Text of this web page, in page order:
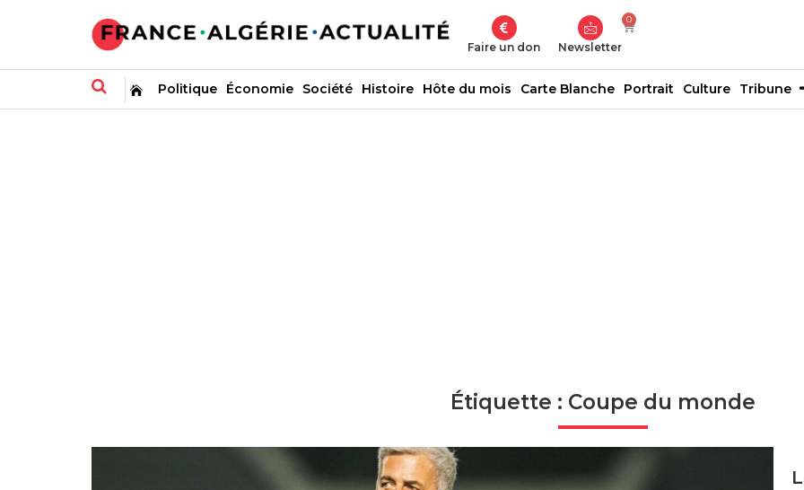
Faire un don Newsletter
0
Politique Économie Société Histoire Hôte du mois Carte Blanche Portrait Culture Tribune
Étiquette : Coupe du monde